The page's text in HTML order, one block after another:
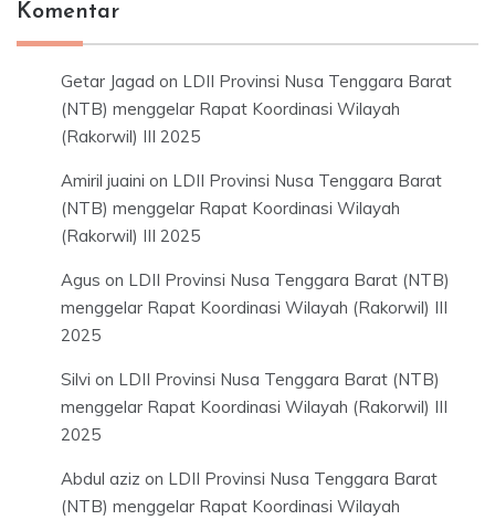
Komentar
Getar Jagad on LDII Provinsi Nusa Tenggara Barat
(NTB) menggelar Rapat Koordinasi Wilayah
(Rakorwil) III 2025
Amiril juaini on LDII Provinsi Nusa Tenggara Barat
(NTB) menggelar Rapat Koordinasi Wilayah
(Rakorwil) III 2025
Agus on LDII Provinsi Nusa Tenggara Barat (NTB)
menggelar Rapat Koordinasi Wilayah (Rakorwil) III
2025
Silvi on LDII Provinsi Nusa Tenggara Barat (NTB)
menggelar Rapat Koordinasi Wilayah (Rakorwil) III
2025
Abdul aziz on LDII Provinsi Nusa Tenggara Barat
(NTB) menggelar Rapat Koordinasi Wilayah